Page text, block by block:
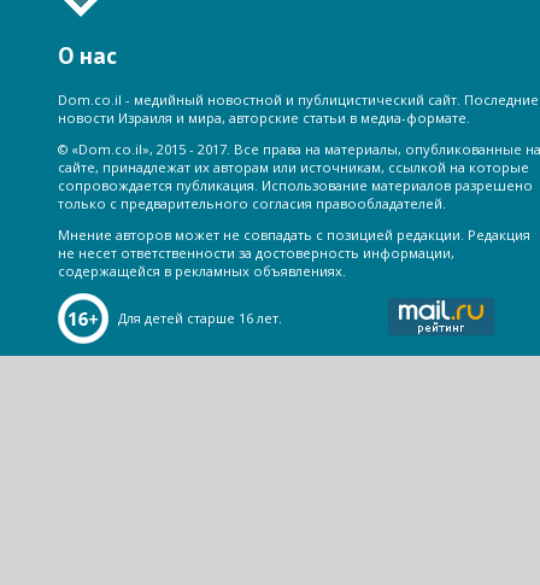
О нас
Dom.co.il - медийный новостной и публицистический сайт. Последние
новости Израиля и мира, авторские статьи в медиа-формате.
© «Dom.co.il», 2015 - 2017. Все права на материалы, опубликованные на
сайте, принадлежат их авторам или источникам, ссылкой на которые
сопровождается публикация. Использование материалов разрешено
только с предварительного согласия правообладателей.
Мнение авторов может не совпадать с позицией редакции. Редакция
не несет ответственности за достоверность информации,
содержащейся в рекламных объявлениях.
Для детей старше 16 лет.